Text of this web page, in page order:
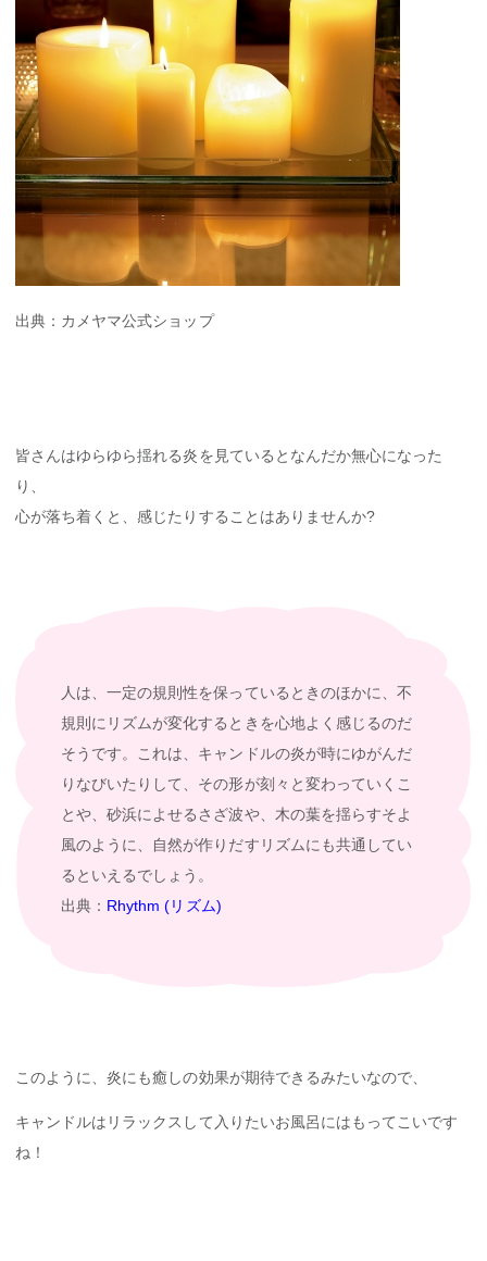
出典：カメヤマ公式ショップ
皆さんはゆらゆら揺れる炎を見ているとなんだか無心になった
り、
心が落ち着くと、感じたりすることはありませんか?
人は、一定の規則性を保っているときのほかに、不
規則にリズムが変化するときを心地よく感じるのだ
そうです。これは、キャンドルの炎が時にゆがんだ
りなびいたりして、その形が刻々と変わっていくこ
とや、砂浜によせるさざ波や、木の葉を揺らすそよ
風のように、自然が作りだすリズムにも共通してい
るといえるでしょう。
出典： Rhythm (リズム)
このように、炎にも癒しの効果が期待できるみたいなので、
キャンドルはリラックスして入りたいお風呂にはもってこいです
ね！